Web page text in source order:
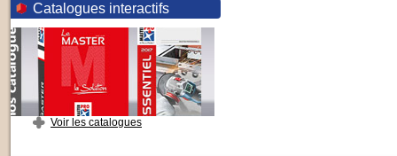
Catalogues interactifs
Voir les catalogues